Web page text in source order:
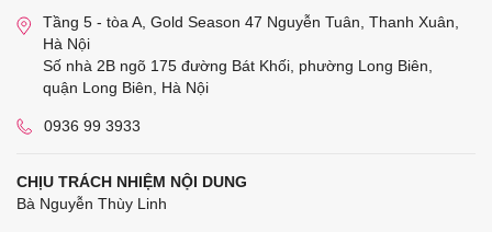
Tầng 5 - tòa A, Gold Season 47 Nguyễn Tuân, Thanh Xuân,
Hà Nội
Số nhà 2B ngõ 175 đường Bát Khối, phường Long Biên,
quận Long Biên, Hà Nội
0936 99 3933
CHỊU TRÁCH NHIỆM NỘI DUNG
Bà Nguyễn Thùy Linh